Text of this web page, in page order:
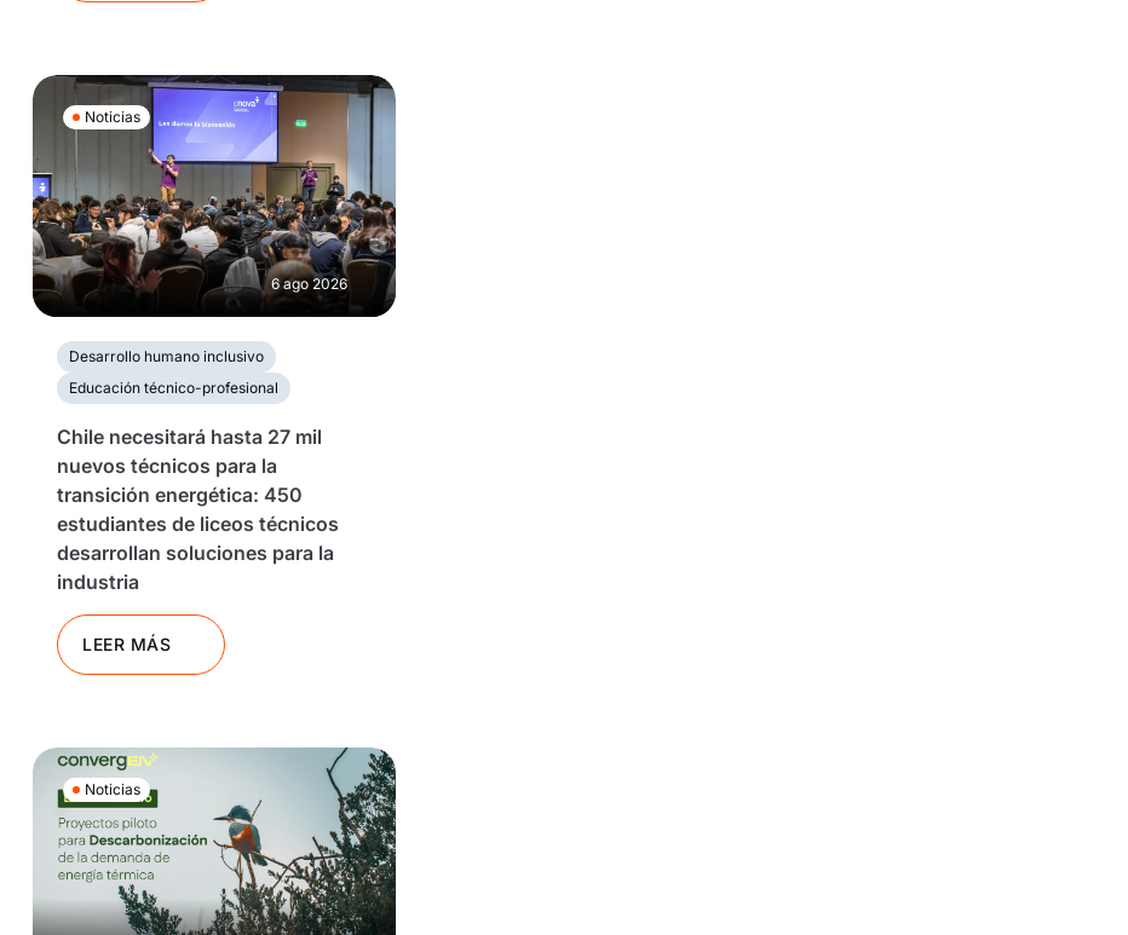
Noticias
6 ago 2026
Desarrollo humano inclusivo
Educación técnico-profesional
Chile necesitará hasta 27 mil
nuevos técnicos para la
transición energética: 450
estudiantes de liceos técnicos
desarrollan soluciones para la
industria
LEER MÁS
Noticias